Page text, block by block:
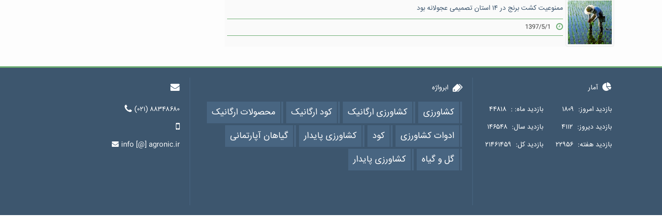
ممنوعیت کشت برنج در ۱۴ استان تصمیمی عجولانه بود
1397/5/1
(۰۲۱) ۸۸۳۴۸۶۸۰
info [@] agronic.ir
ابرواژه
کشاورزی کشاورزی ارگانیک کود ارگانیک
محصولات ارگانیک
ادوات کشاورزی
کود کشاورزی پایدار
گیاهان آپارتمانی
گل و گیاه
کشاورزی پایدار
آمار
بازدید امروز: ۱۸۰۹ بازدید ماه: : ۴۴۸۱۸
بازدید دیروز: ۴۱۱۲ بازدید سال: ۱۴۶۵۴۸
بازدید هفته: ۲۲۹۵۶ بازدید کل: ۲۱۴۶۱۴۵۹